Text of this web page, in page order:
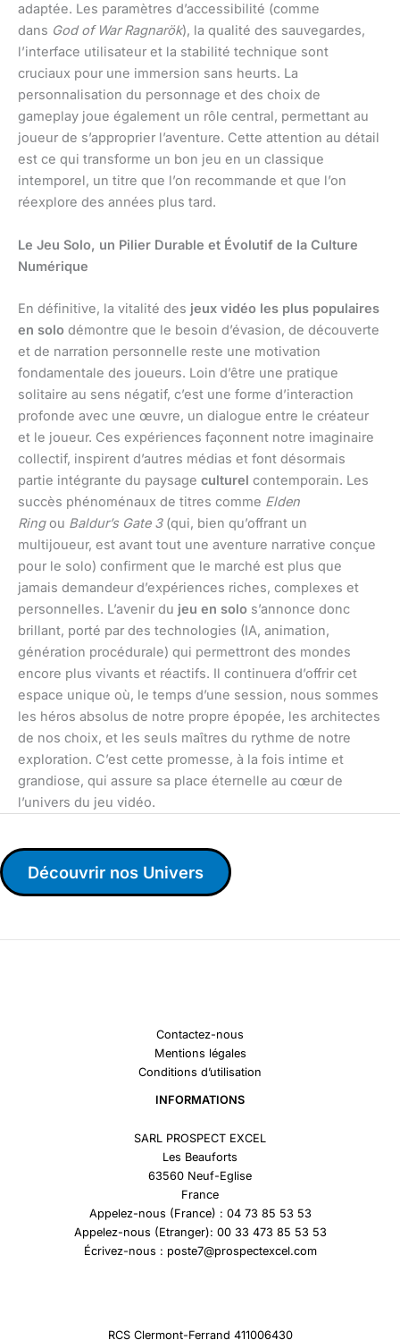
adaptée. Les paramètres d’accessibilité (comme
dans God of War Ragnarök), la qualité des sauvegardes,
l’interface utilisateur et la stabilité technique sont
cruciaux pour une immersion sans heurts. La
personnalisation du personnage et des choix de
gameplay joue également un rôle central, permettant au
joueur de s’approprier l’aventure. Cette attention au détail
est ce qui transforme un bon jeu en un classique
intemporel, un titre que l’on recommande et que l’on
réexplore des années plus tard.
Le Jeu Solo, un Pilier Durable et Évolutif de la Culture
Numérique
En définitive, la vitalité des jeux vidéo les plus populaires
en solo démontre que le besoin d’évasion, de découverte
et de narration personnelle reste une motivation
fondamentale des joueurs. Loin d’être une pratique
solitaire au sens négatif, c’est une forme d’interaction
profonde avec une œuvre, un dialogue entre le créateur
et le joueur. Ces expériences façonnent notre imaginaire
collectif, inspirent d’autres médias et font désormais
partie intégrante du paysage culturel contemporain. Les
succès phénoménaux de titres comme Elden
Ringou Baldur’s Gate 3(qui, bien qu’offrant un
multijoueur, est avant tout une aventure narrative conçue
pour le solo) confirment que le marché est plus que
jamais demandeur d’expériences riches, complexes et
personnelles. L’avenir du jeu en solo s’annonce donc
brillant, porté par des technologies (IA, animation,
génération procédurale) qui permettront des mondes
encore plus vivants et réactifs. Il continuera d’offrir cet
espace unique où, le temps d’une session, nous sommes
les héros absolus de notre propre épopée, les architectes
de nos choix, et les seuls maîtres du rythme de notre
exploration. C’est cette promesse, à la fois intime et
grandiose, qui assure sa place éternelle au cœur de
l’univers du jeu vidéo.
Découvrir nos Univers
Contactez-nous
Mentions légales
Conditions d’utilisation
INFORMATIONS
SARL PROSPECT EXCEL
Les Beauforts
63560 Neuf-Eglise
France
Appelez-nous (France) : 04 73 85 53 53
Appelez-nous (Etranger): 00 33 473 85 53 53
Écrivez-nous : poste7@prospectexcel.com
RCS Clermont-Ferrand 411006430